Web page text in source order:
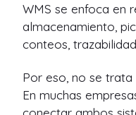
WMS se enfoca en
almacenamiento,
conteos,
Por eso, no se trata
En muchas